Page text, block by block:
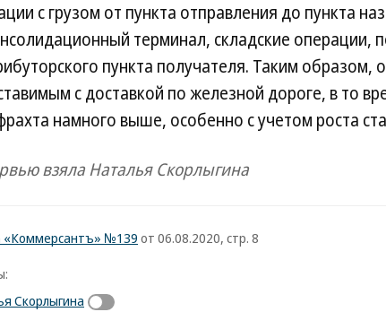
с грузом от пункта отправления до пункта
терминал, складские операции,
пункта получателя. Таким образом,
с доставкой по железной дороге, в то
намного выше, особенно с учетом роста
взяла Наталья Скорлыгина
«Коммерсантъ» №139 от 06.08.2020, стр. 8
Скорлыгина